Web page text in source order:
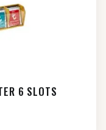
6 SLOTS